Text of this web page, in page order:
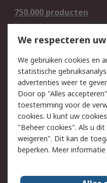
750.000 producten
Bestellen
Retouren
Track & Trace
Wettelijk
Cookiebeleid
Privacybeleid -
Bijgewerkt
Algemene
verkoopvoorwaarden
Over RS
We respecteren
We gebruiken cookies en
statistische
advertenties weer te
Door op "Alles
toestemming voor de
cookies. U kunt uw
"Beheer cookies". Als u
weigeren". Dit kan de
beperken. Meer